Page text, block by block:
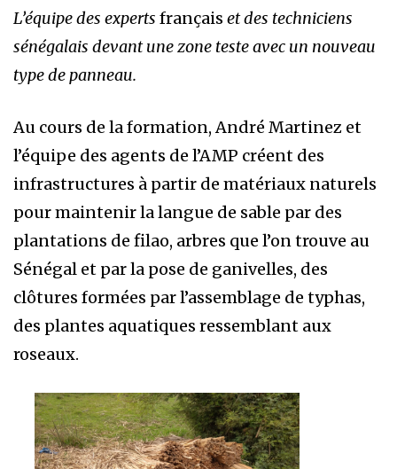
L’équipe des experts français et des techniciens
sénégalais devant une zone testeavec un nouveau
type de panneau.
Au cours de la formation, André Martinez et
l’équipe des agents de l’AMP créent des
infrastructures à partir de matériaux naturels
pour maintenir la langue de sable par des
plantations de filao, arbres que l’on trouve au
Sénégal et par la pose de ganivelles, des
clôtures formées par l’assemblage de typhas,
des plantes aquatiques ressemblant aux
roseaux.